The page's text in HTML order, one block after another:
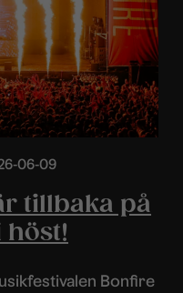
06-09
tillbaka på
höst!
Bonfire